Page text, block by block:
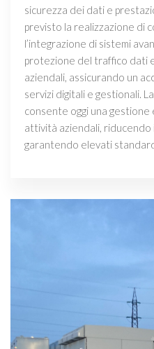
sicurezza dei dati e
previsto la realizzazione di
l’integrazione di sistemi
protezione del traffico dati
aziendali, assicurando un
servizi digitali e gestionali.
consente oggi una
attività aziendali, riducendo
garantendo elevati